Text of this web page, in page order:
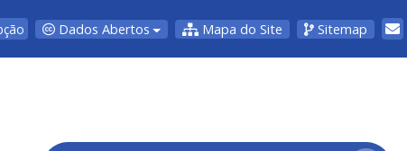
Dados Abertos Mapa do Site Sitemap